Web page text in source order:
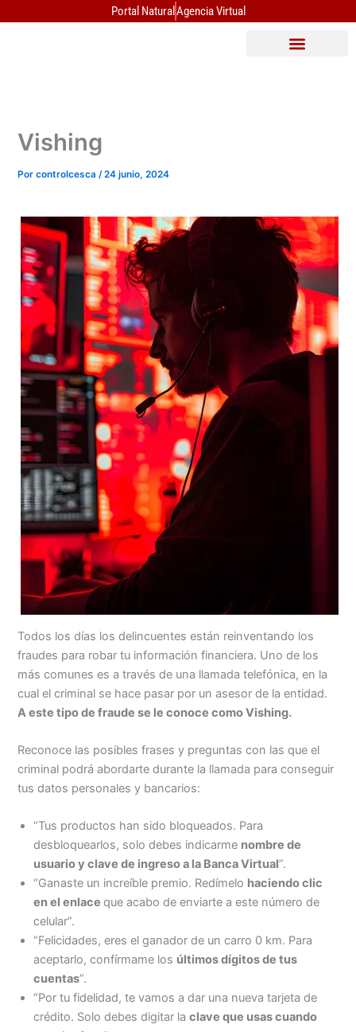
Portal Natural Agencia Virtual
Vishing
Porcontrolcesca/24 junio, 2024
Todos los días los delincuentes están reinventando los
fraudes para robar tu información financiera. Uno de los
más comunes es a través de una llamada telefónica, en la
cual el criminal se hace pasar por un asesor de la entidad.
A este tipo de fraude se le conoce como Vishing.
Reconoce las posibles frases y preguntas con las que el
criminal podrá abordarte durante la llamada para conseguir
tus datos personales y bancarios:
“Tus productos han sido bloqueados. Para
desbloquearlos, solo debes indicarme nombre de
usuario y clave de ingreso a la Banca Virtual”.
“Ganaste un increíble premio. Redímelo haciendo clic
en el enlaceque acabo de enviarte a este número de
celular”.
“Felicidades, eres el ganador de un carro 0 km. Para
aceptarlo, confírmame los últimos dígitos de tus
cuentas”.
“Por tu fidelidad, te vamos a dar una nueva tarjeta de
crédito. Solo debes digitar laclave que usas cuando